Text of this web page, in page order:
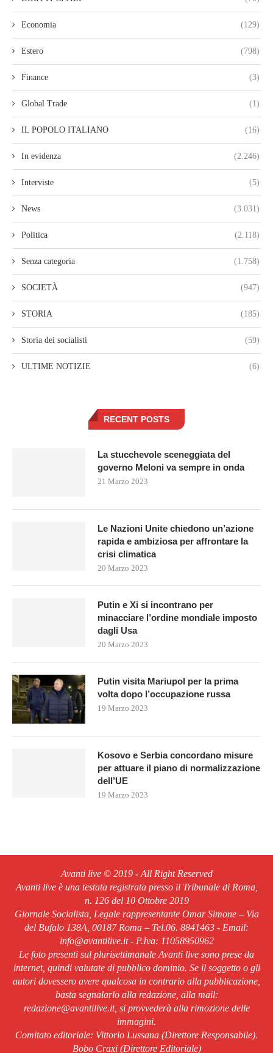
Economia (129)
Estero (798)
Finance (3)
Global Trade (1)
IL POPOLO ITALIANO (16)
In evidenza (2.246)
Interviste (5)
News (3.031)
Politica (2.118)
Senza categoria (1.758)
SOCIETÀ (947)
STORIA (185)
Storia dei socialisti (59)
ULTIME NOTIZIE (6)
RECENT POSTS
La stucchevole sceneggiata del
governo Meloni va sempre in onda
21 Marzo 2023
Le Nazioni Unite chiedono un’azione
rapida e ambiziosa per affrontare la
crisi climatica
20 Marzo 2023
Putin e Xi si incontrano per
minacciare l’ordine mondiale imposto
dagli Usa
20 Marzo 2023
Putin visita Mariupol per la prima
volta dopo l’occupazione russa
19 Marzo 2023
Kosovo e Serbia concordano misure
per attuare il piano di normalizzazione
dell’UE
19 Marzo 2023
Avanti live © 2019 - All Right Reserved
Avanti live è una testata registrata presso il Tribunale di Roma,
n. 126 del 10 Ottobre 2019
Giornale Socialista, Legale rappresentante Omar Simone – Via
del Bufalo 138A, 00187 Roma – Tel.06. 8841463 - Email:
info@avantilive.it - P.Iva: 11058950962
Le foto presenti sul plurisettimanale Avanti live sono prese da
internet, quindi valutate di pubblico dominio. Se il soggetto o gli
autori dovessero avere qualcosa in contrario alla pubblicazione,
basta segnalarlo alla redazione, alla mail:
redazione@avantilive.it, si provvederà alla rimozione delle
immagini.
Comitato editoriale: Vittorio Lussana (Direttore Responsabile).
Bobo Craxi (Direttore Editoriale)